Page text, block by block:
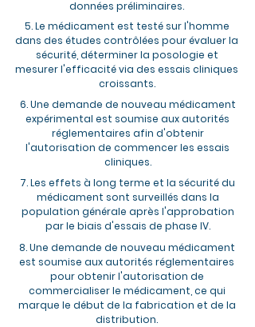
données préliminaires.
5. Le médicament est testé sur l'homme
dans des études contrôlées pour évaluer la
sécurité, déterminer la posologie et
mesurer l'efficacité via des essais cliniques
croissants.
6. Une demande de nouveau médicament
expérimental est soumise aux autorités
réglementaires afin d'obtenir
l'autorisation de commencer les essais
cliniques.
7. Les effets à long terme et la sécurité du
médicament sont surveillés dans la
population générale après l'approbation
par le biais d'essais de phase IV.
8. Une demande de nouveau médicament
est soumise aux autorités réglementaires
pour obtenir l'autorisation de
commercialiser le médicament, ce qui
marque le début de la fabrication et de la
distribution.